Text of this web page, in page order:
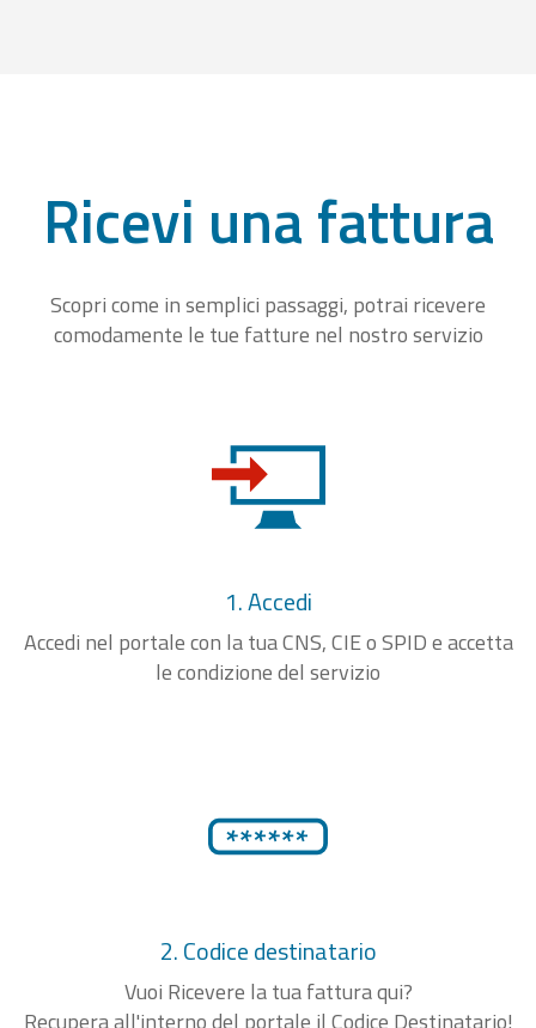
Ricevi una fattura
Scopri come in semplici passaggi, potrai ricevere
comodamente le tue fatture nel nostro servizio
1. Accedi
Accedi nel portale con la tua CNS, CIE o SPID e accetta
le condizione del servizio
2. Codice destinatario
Vuoi Ricevere la tua fattura qui?
Recupera all'interno del portale il Codice Destinatario!